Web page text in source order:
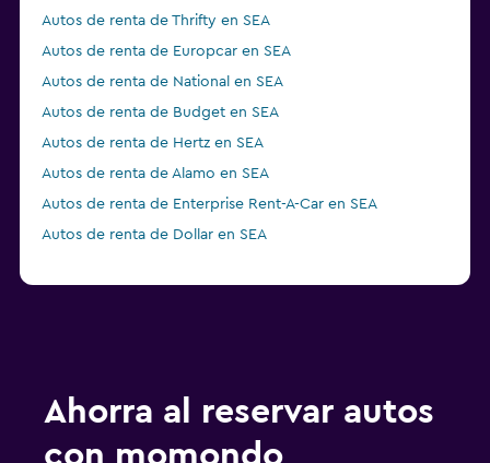
Autos de renta de Thrifty en SEA
Autos de renta de Europcar en SEA
Autos de renta de National en SEA
Autos de renta de Budget en SEA
Autos de renta de Hertz en SEA
Autos de renta de Alamo en SEA
Autos de renta de Enterprise Rent-A-Car en SEA
Autos de renta de Dollar en SEA
Ahorra al reservar autos
con momondo